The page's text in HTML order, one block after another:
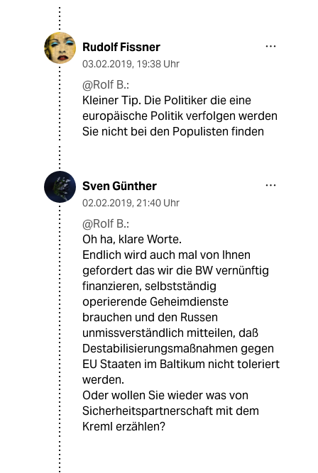
Rudolf Fissner
03.02.2019, 19:38 Uhr
@Rolf B.:
Kleiner Tip. Die Politiker die eine
europäische Politik verfolgen werden
Sie nicht bei den Populisten finden
Sven Günther
02.02.2019, 21:40 Uhr
@Rolf B.:
Oh ha, klare Worte.
Endlich wird auch mal von Ihnen
gefordert das wir die BW vernünftig
finanzieren, selbstständig
operierende Geheimdienste
brauchen und den Russen
unmissverständlich mitteilen, daß
Destabilisierungsmaßnahmen gegen
EU Staaten im Baltikum nicht toleriert
werden.
Oder wollen Sie wieder was von
Sicherheitspartnerschaft mit dem
Kreml erzählen?